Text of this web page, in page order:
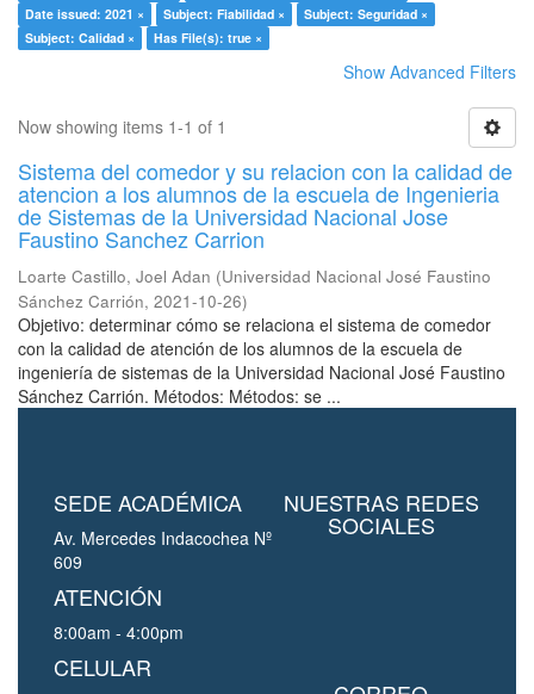
Date issued: 2021 ×
Subject: Fiabilidad ×
Subject: Seguridad ×
Subject: Calidad ×
Has File(s): true ×
Show Advanced Filters
Now showing items 1-1 of 1
Sistema del comedor y su relacion con la calidad de
atencion a los alumnos de la escuela de Ingenieria
de Sistemas de la Universidad Nacional Jose
Faustino Sanchez Carrion
Loarte Castillo, Joel Adan (Universidad Nacional José Faustino
Sánchez Carrión, 2021-10-26)
Objetivo: determinar cómo se relaciona el sistema de comedor
con la calidad de atención de los alumnos de la escuela de
ingeniería de sistemas de la Universidad Nacional José Faustino
Sánchez Carrión. Métodos: Métodos: se ...
SEDE ACADÉMICA
Av. Mercedes Indacochea Nº
609
ATENCIÓN
8:00am - 4:00pm
CELULAR
NUESTRAS REDES
SOCIALES